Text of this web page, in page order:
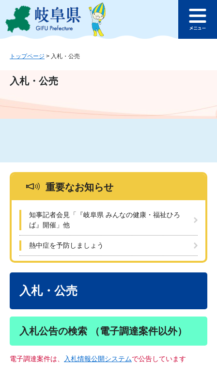
ジ
ュ
文
このページの本文へ
ュ
トップページ > 入札・公売
入札・公売
重要なお知らせ
知事記者会見「『岐阜県 みんなの健康・福祉ひろ
ば』開催」他
熱中症を予防しましょう
入札・公売
入札公告の検索 （電子調達案件以外）
電子調達案件は、 入札情報公開システムで公告しています